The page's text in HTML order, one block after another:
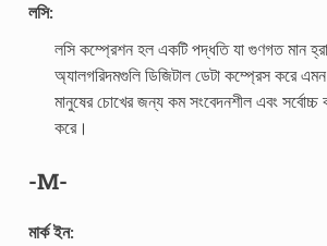
লসি:
লসি কম্প্রেশন হল একটি পদ্ধতি যা গুণগত মান
অ্যালগরিদমগুলি ডিজিটাল ডেটা কম্প্রেস করে এমন
মানুষের চোখের জন্য কম সংবেদনশীল এবং সর্বোচ্চ
করে।
-M-
মার্ক ইন: